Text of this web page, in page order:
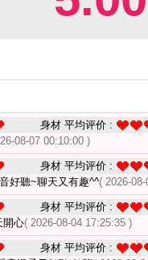
身材 平均评价 :
08-07 00:10:00 )
身材 平均评价 :
好聽~聊天又有趣^^( 2026-
身材 平均评价 :
開心( 2026-08-04 17:25:35 )
身材 平均评价 :